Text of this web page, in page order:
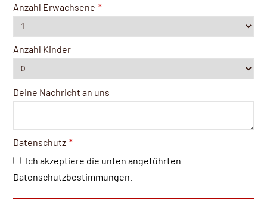
Anzahl Erwachsene *
Anzahl Kinder
Deine Nachricht an uns
Datenschutz *
Ich akzeptiere die unten angeführten
Datenschutzbestimmungen.